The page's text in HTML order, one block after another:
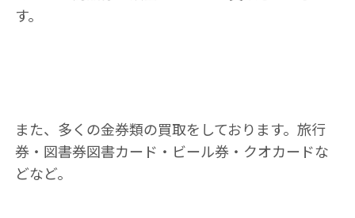
す。
また、多くの金券類の買取をしております。旅行
券・図書券図書カード・ビール券・クオカードな
どなど。